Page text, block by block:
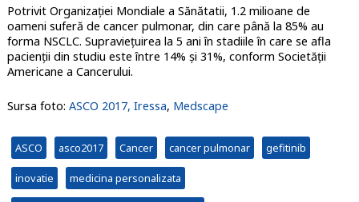
Potrivit Organizaţiei Mondiale a Sănătatii, 1.2 milioane de
oameni suferă de cancer pulmonar, din care până la 85% au
forma NSCLC. Supravieţuirea la 5 ani în stadiile în care se afla
pacienţii din studiu este între 14% și 31%, conform Societăţii
Americane a Cancerului.
Sursa foto: ASCO 2017, Iressa, Medscape
ASCO asco2017 Cancer cancer pulmonar gefitinib
inovatie medicina personalizata